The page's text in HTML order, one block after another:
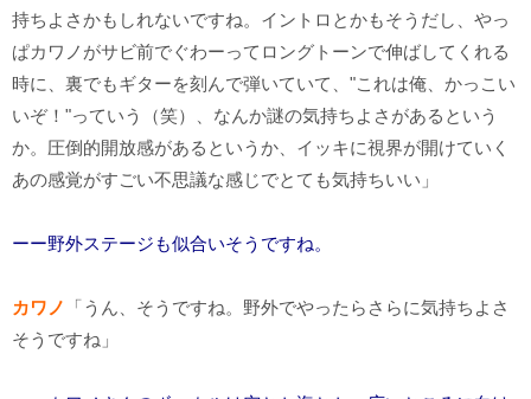
持ちよさかもしれないですね。イントロとかもそうだし、やっ
ぱカワノがサビ前でぐわーってロングトーンで伸ばしてくれる
時に、裏でもギターを刻んで弾いていて、"これは俺、かっこい
いぞ！"っていう（笑）、なんか謎の気持ちよさがあるという
か。圧倒的開放感があるというか、イッキに視界が開けていく
あの感覚がすごい不思議な感じでとても気持ちいい」
ーー野外ステージも似合いそうですね。
カワノ
「うん、そうですね。野外でやったらさらに気持ちよさ
そうですね」